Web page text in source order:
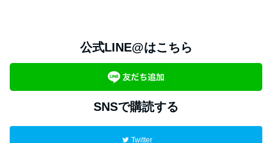
公式LINE@はこちら
SNSで購読する
Twitter